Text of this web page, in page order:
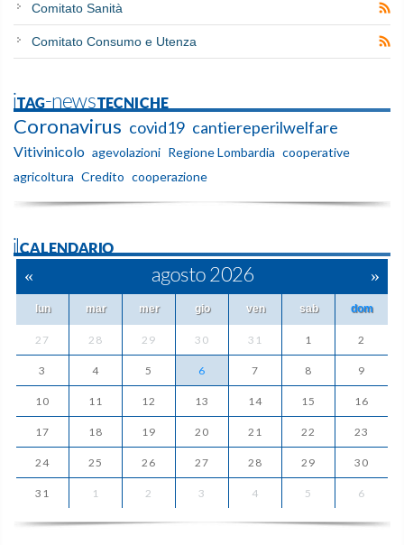
Comitato Sanità
Comitato Consumo e Utenza
iTAG-newsTECNICHE
Coronavirus covid19 cantiereperilwelfare
Vitivinicolo agevolazioni Regione Lombardia cooperative
agricoltura Credito cooperazione
ilCALENDARIO
« agosto 2026 »
lun mar mer gio ven sab dom
27 28 29 30 31 1 2
3 4 5 6 7 8 9
10 11 12 13 14 15 16
17 18 19 20 21 22 23
24 25 26 27 28 29 30
31 1 2 3 4 5 6